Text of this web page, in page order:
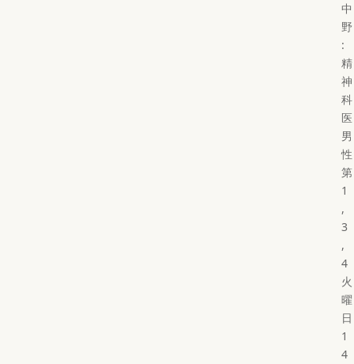
中
野
:
精
神
科
医
男
性
第
1
,
3
,
4
火
曜
日
1
4